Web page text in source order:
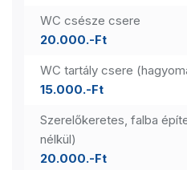
WC csésze csere
20.000.-Ft
WC tartály csere
15.000.-Ft
Szerelőkeretes, falba
nélkül)
20.000.-Ft